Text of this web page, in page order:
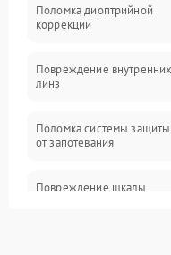
Аксессуары
Поломка диоптрийной
коррекции
Повреждение внутренних
линз
Поломка системы защиты
от запотевания
Повреждение шкалы